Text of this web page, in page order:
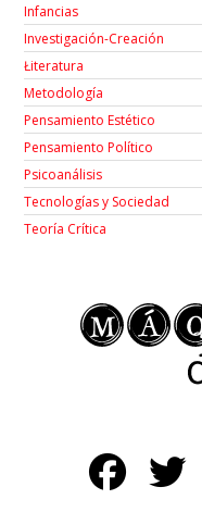
Infancias
Investigación-Creación
Łiteratura
Metodología
Pensamiento Estético
Pensamiento Político
Psicoanálisis
Tecnologías y Sociedad
Teoría Crítica